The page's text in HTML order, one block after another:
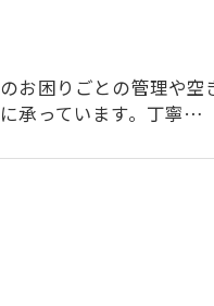
お困りごとの管理や空
承っています。丁寧…